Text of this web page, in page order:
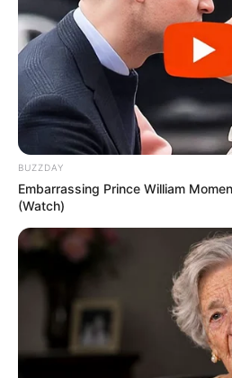
BUZZDAY
Embarrassing Prince William
(Watch)